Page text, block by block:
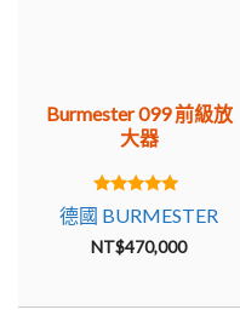
Burmester 099 前級放
大器
5.00
out of 5
德國 BURMESTER
NT$470,000